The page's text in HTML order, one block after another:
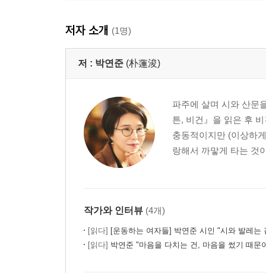
저자 소개 (1명)
저 : 박연준 (朴蓮浚)
파주에 살며 시와 산문
튼, 비건』을 읽은 후
충동적이지만 (이상하
랑해서 까맣게 타는 것
작가와 인터뷰 (4개)
[읽다] [운동하는 여자들] 박연준 시인 "시와 발레는 같은
[읽다] 박연준 "마음을 다치는 건, 마음을 썼기 때문